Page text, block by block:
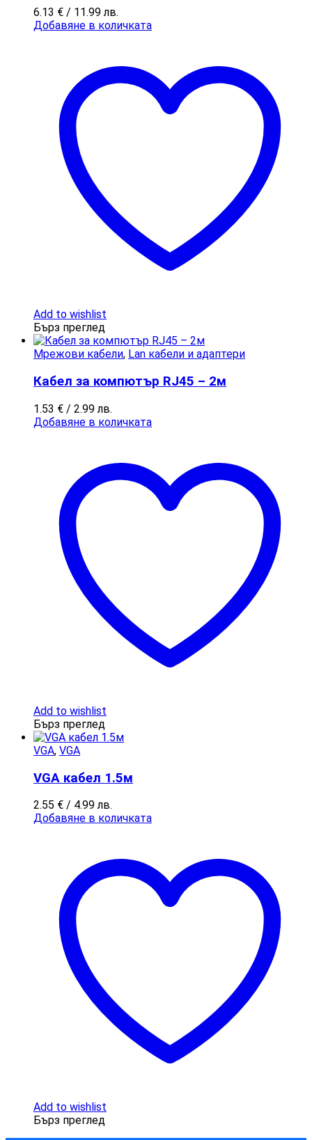
6.13 € / 11.99 лв.
Добавяне в количката
Add to wishlist
Бърз преглед
Мрежови кабели, Lan кабели и адаптери
Кабел за компютър RJ45 – 2м
1.53 € / 2.99 лв.
Добавяне в количката
Add to wishlist
Бърз преглед
VGA, VGA
VGA кабел 1.5м
2.55 € / 4.99 лв.
Добавяне в количката
Add to wishlist
Бърз преглед